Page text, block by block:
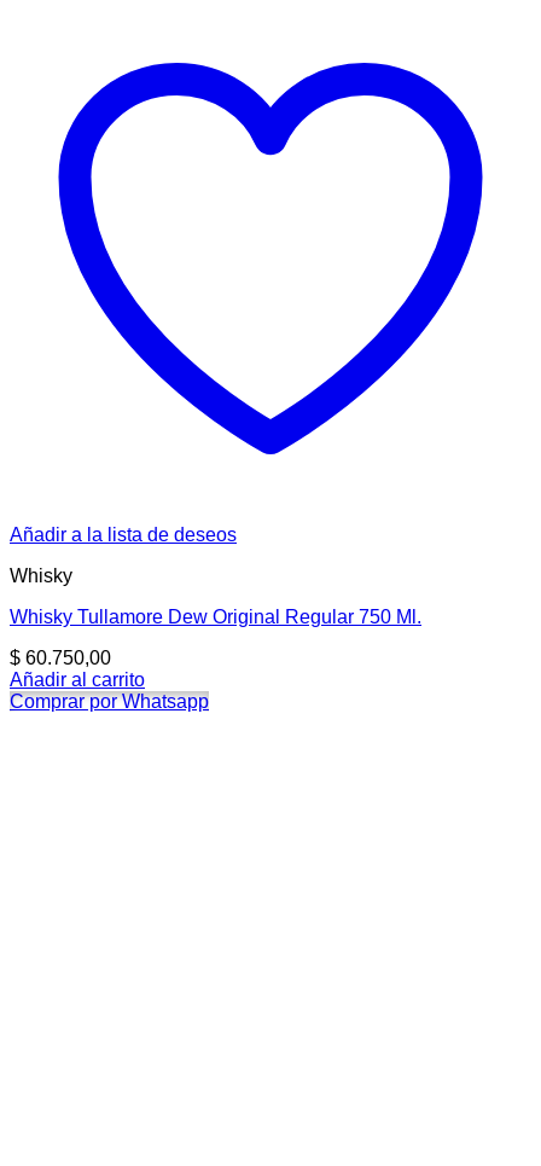
Añadir a la lista de deseos
Whisky
Whisky Tullamore Dew Original Regular 750 Ml.
$ 60.750,00
Añadir al carrito
Comprar por Whatsapp